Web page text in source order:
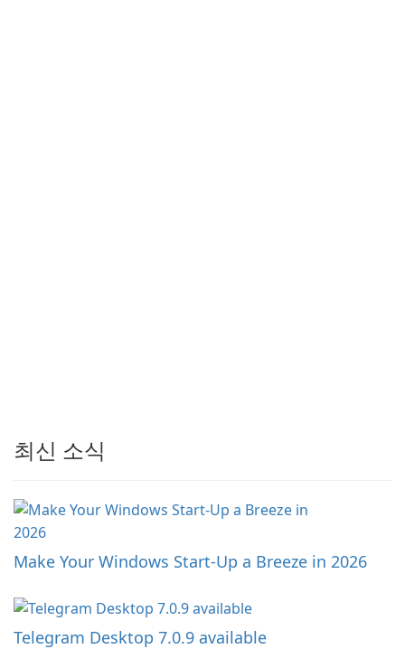
최신 소식
Make Your Windows Start-Up a Breeze in 2026
Telegram Desktop 7.0.9 available